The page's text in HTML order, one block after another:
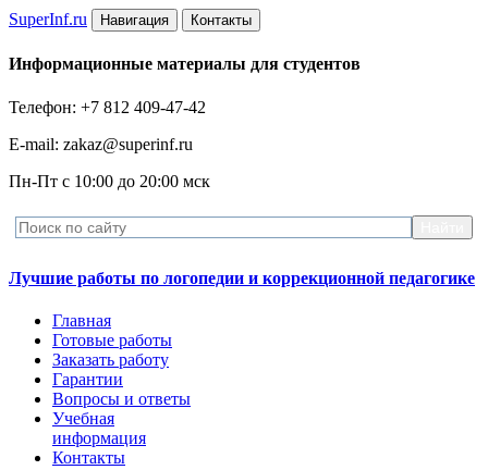
SuperInf.ru Навигация Контакты
Информационные материалы для студентов
Телефон: +7 812 409-47-42
E-mail: zakaz@superinf.ru
Пн-Пт с 10:00 до 20:00 мск
Лучшие работы по логопедии и коррекционной педагогике
Главная
Готовые работы
Заказать работу
Гарантии
Вопросы и ответы
Учебная
информация
Контакты